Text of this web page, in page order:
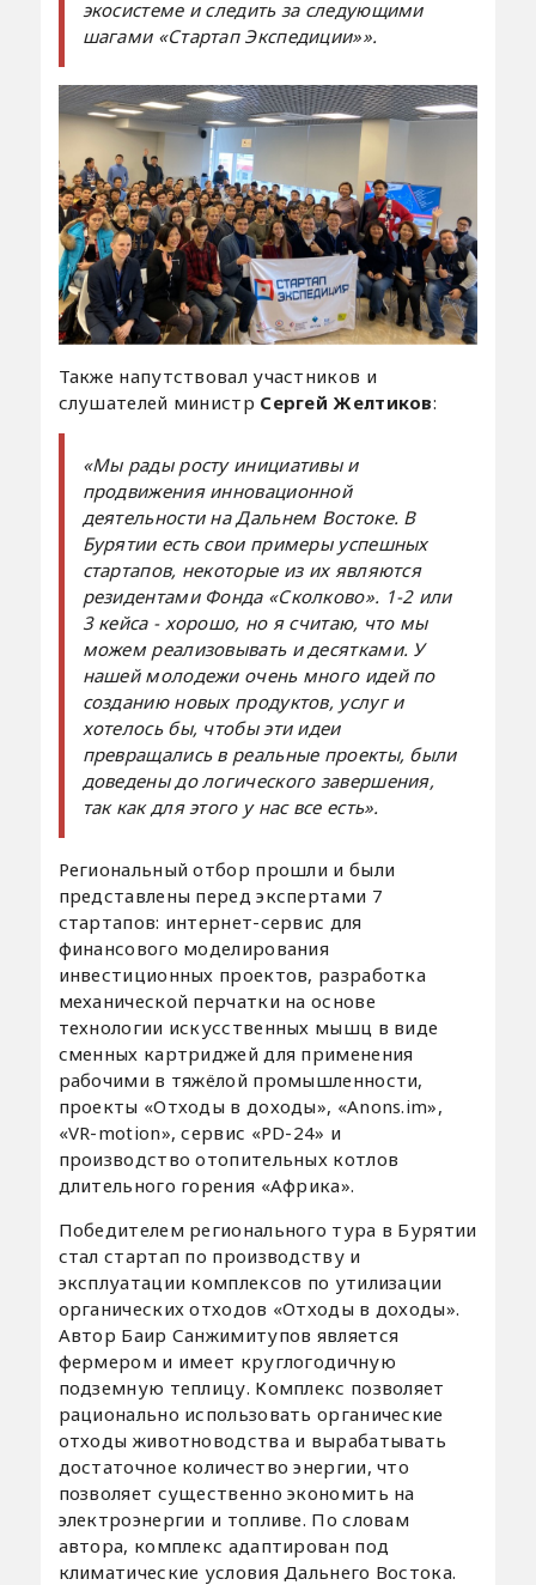
экосистеме и следить за следующими
шагами «Стартап Экспедиции»».
Также напутствовал участников и
слушателей министр Сергей Желтиков:
«Мы рады росту инициативы и
продвижения инновационной
деятельности на Дальнем Востоке. В
Бурятии есть свои примеры успешных
стартапов, некоторые из их являются
резидентами Фонда «Сколково». 1-2 или
3 кейса - хорошо, но я считаю, что мы
можем реализовывать и десятками. У
нашей молодежи очень много идей по
созданию новых продуктов, услуг и
хотелось бы, чтобы эти идеи
превращались в реальные проекты, были
доведены до логического завершения,
так как для этого у нас все есть».
Региональный отбор прошли и были
представлены перед экспертами 7
стартапов: интернет-сервис для
финансового моделирования
инвестиционных проектов, разработка
механической перчатки на основе
технологии искусственных мышц в виде
сменных картриджей для применения
рабочими в тяжёлой промышленности,
проекты «Отходы в доходы», «Anons.im»,
«VR-motion», сервис «PD-24» и
производство отопительных котлов
длительного горения «Африка».
Победителем регионального тура в Бурятии
стал стартап по производству и
эксплуатации комплексов по утилизации
органических отходов «Отходы в доходы».
Автор Баир Санжимитупов является
фермером и имеет круглогодичную
подземную теплицу. Комплекс позволяет
рационально использовать органические
отходы животноводства и вырабатывать
достаточное количество энергии, что
позволяет существенно экономить на
электроэнергии и топливе. По словам
автора, комплекс адаптирован под
климатические условия Дальнего Востока.